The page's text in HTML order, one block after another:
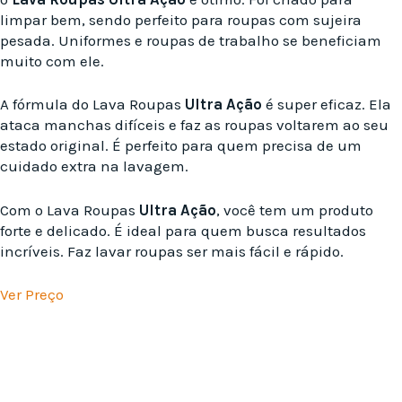
limpar bem, sendo perfeito para roupas com sujeira
pesada. Uniformes e roupas de trabalho se beneficiam
muito com ele.
A fórmula do Lava Roupas Ultra Ação é super eficaz. Ela
ataca manchas difíceis e faz as roupas voltarem ao seu
estado original. É perfeito para quem precisa de um
cuidado extra na lavagem.
Com o Lava Roupas Ultra Ação, você tem um produto
forte e delicado. É ideal para quem busca resultados
incríveis. Faz lavar roupas ser mais fácil e rápido.
Ver Preço